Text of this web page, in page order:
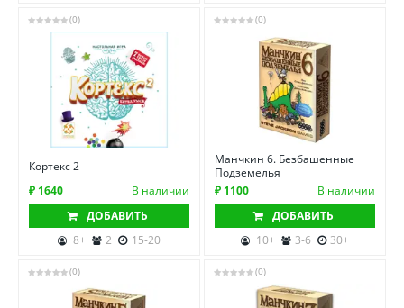
(0)
Кортекс 2
₽ 1640
В наличии
ДОБАВИТЬ
8+
2 15-20
(0)
Манчкин 6. Безбашенные
Подземелья
₽ 1100
В наличии
ДОБАВИТЬ
10+
3-6 30+
(0) (0)